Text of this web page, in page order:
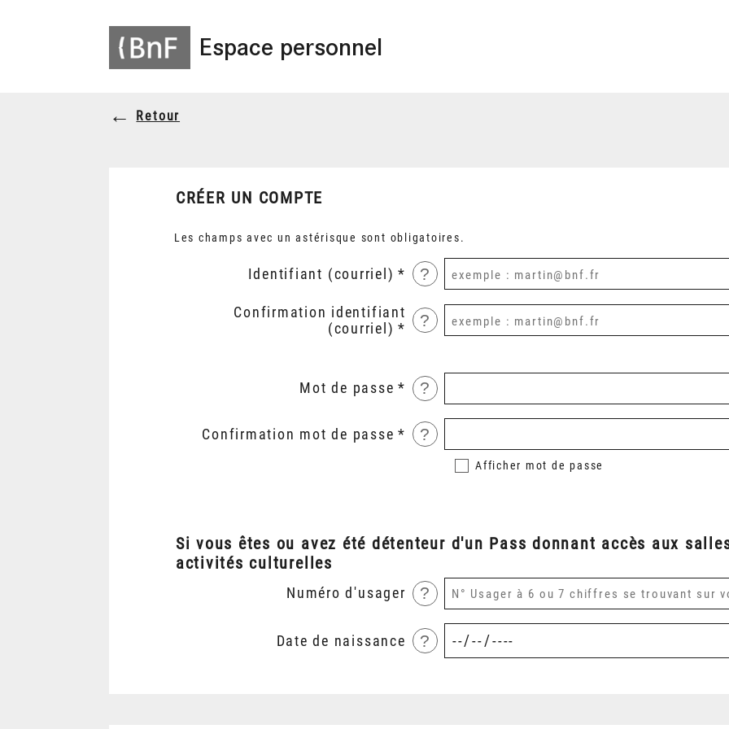
Espace personnel
Retour
CRÉER UN COMPTE
Les champs avec un astérisque sont obligatoires.
Identifiant (courriel) ?
Confirmation identifiant
(courriel)
?
Mot de passe ?
Confirmation mot de passe ?
Afficher mot de passe
Si vous êtes ou avez été détenteur d'un Pass donnant accès aux
activités culturelles
Numéro d'usager ?
Date de naissance ?